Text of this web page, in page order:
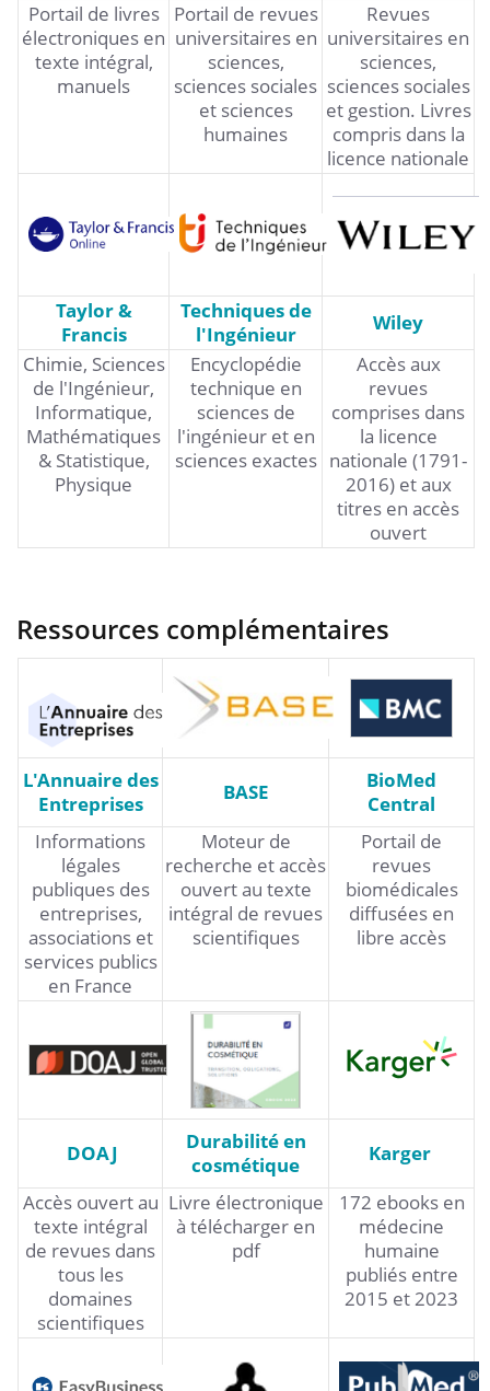
Portail de livres
électroniques en
texte intégral,
manuels
Portail de revues
universitaires en
sciences,
sciences sociales
et sciences
humaines
Revues
universitaires en
sciences,
sciences sociales
et gestion. Livres
compris dans la
licence nationale
Taylor &
Francis
Techniques de
l'Ingénieur
Wiley
Chimie, Sciences
de l'Ingénieur,
Informatique,
Mathématiques
& Statistique,
Physique
Encyclopédie
technique en
sciences de
l'ingénieur et en
sciences exactes
Accès aux
revues
comprises dans
la licence
nationale (1791-
2016) et aux
titres en accès
ouvert
Ressources complémentaires
L'Annuaire des
Entreprises
BASE
BioMed
Central
Informations
légales
publiques des
entreprises,
associations et
services publics
en France
Moteur de
recherche et accès
ouvert au texte
intégral de revues
scientifiques
Portail de
revues
biomédicales
diffusées en
libre accès
DOAJ
Durabilité en
cosmétique
Karger
Accès ouvert au
texte intégral
de revues dans
tous les
domaines
scientifiques
Livre électronique
à télécharger en
pdf
172 ebooks en
médecine
humaine
publiés entre
2015 et 2023